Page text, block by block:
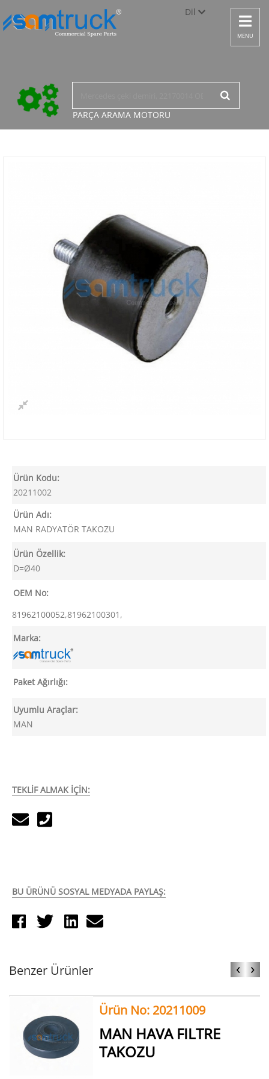
Dil
Türkçe
English
Toggle
MENU
PARÇA ARAMA MOTORU
Ürün Kodu:
20211002
Ürün Adı:
MAN RADYATÖR TAKOZU
Ürün Özellik:
D=Ø40
OEM No:
81962100052,81962100301,
Marka:
Paket Ağırlığı:
Uyumlu Araçlar:
MAN
TEKLİF ALMAK İÇİN:
BU ÜRÜNÜ SOSYAL MEDYADA PAYLAŞ:
Benzer Ürünler ‹ ›
Ürün No: 20211009
MAN HAVA FILTRE
TAKOZU